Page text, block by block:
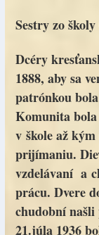
Sestry zo
Dcéry
1888, aby sa
patrónkou
Komunita
v škole až
prijímaniu.
vzdelávaní a
prácu. Dvere
chudobní našli
21.júla 1936